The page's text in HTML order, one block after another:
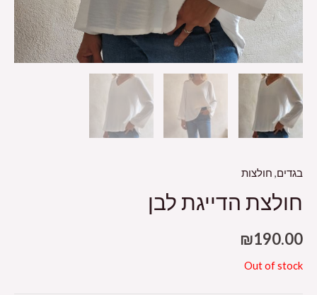
בגדים, חולצות
חולצת הדייגת לבן
₪190.00
Out of stock